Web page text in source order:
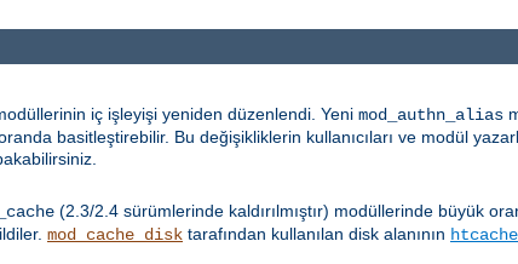
iç işleyişi yeniden düzenlendi. Yeni mod_authn_alias
basitleştirebilir. Bu değişikliklerin kullanıcıları ve modül
(2.3/2.4 sürümlerinde kaldırılmıştır) modüllerinde büyük
mod_cache_disk tarafından kullanılan disk alanının